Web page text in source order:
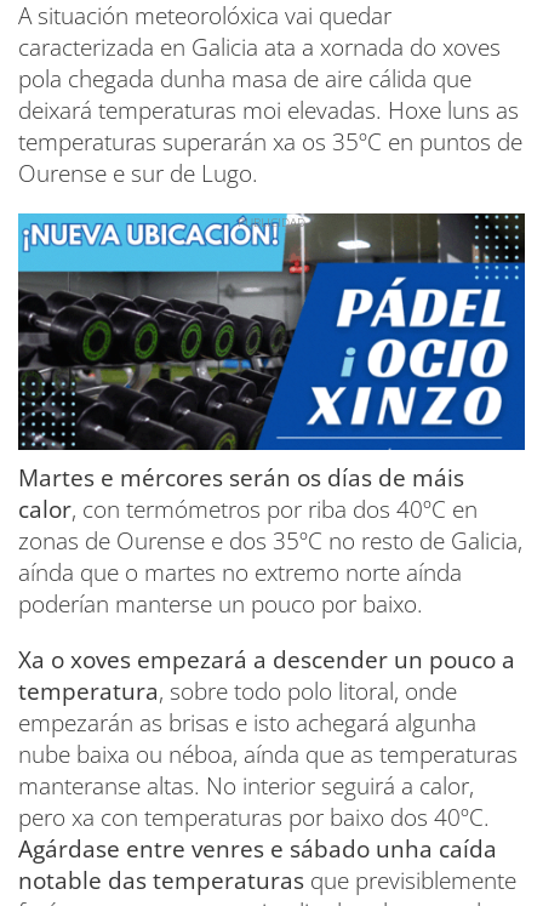
A situación meteorolóxica vai quedar
caracterizada en Galicia ata a xornada do xoves
pola chegada dunha masa de aire cálida que
deixará temperaturas moi elevadas. Hoxe luns as
temperaturas superarán xa os 35ºC en puntos de
Ourense e sur de Lugo.
Martes e mércores serán os días de máis
calor, con termómetros por riba dos 40ºC en
zonas de Ourense e dos 35ºC no resto de Galicia,
aínda que o martes no extremo norte aínda
poderían manterse un pouco por baixo.
Xa o xoves empezará a descender un pouco a
temperatura, sobre todo polo litoral, onde
empezarán as brisas e isto achegará algunha
nube baixa ou néboa, aínda que as temperaturas
manteranse altas. No interior seguirá a calor,
pero xa con temperaturas por baixo dos 40ºC.
Agárdase entre venres e sábado unha caída
notable das temperaturas que previsiblemente